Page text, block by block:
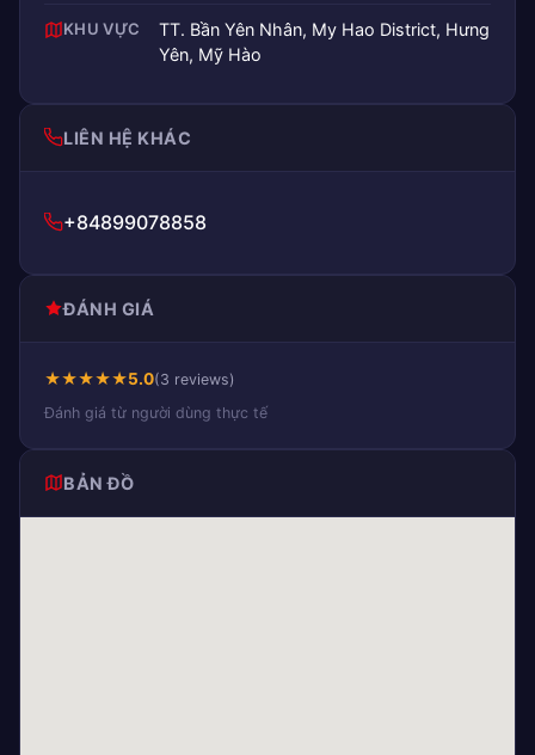
KHU VỰC
TT. Bần Yên Nhân, My Hao District, Hưng
Yên, Mỹ Hào
LIÊN HỆ KHÁC
+84899078858
ĐÁNH GIÁ
★★★★★5.0(3 reviews)
Đánh giá từ người dùng thực tế
BẢN ĐỒ